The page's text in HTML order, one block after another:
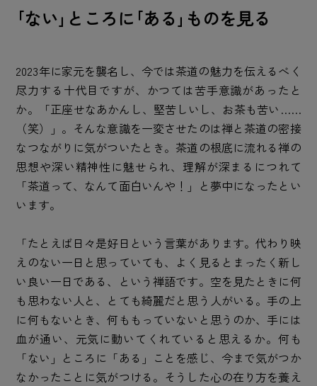
｢ない｣ところに｢ある｣ものを見る
2023年に家元を襲名し、今では茶道の魅力を伝えるべく
尽力する十代目ですが、かつては苦手意識があったと
か。「正座せなあかんし、堅苦しいし、お茶も苦い……
（笑）」。そんな意識を一変させたのは禅と茶道の密接
なつながりに気がついたとき。茶道の根底に流れる禅の
思想や深い精神性に魅せられ、理解が深まるにつれて
「茶道って、なんて面白いんや！」と夢中になったとい
います。
「たとえば日々是好日という言葉があります。代わり映
えのない一日と思っていても、よく見るとまったく新し
い良い一日である、という禅語です。空を見たときに何
も思わない人と、とても綺麗だと思う人がいる。手の上
に何もないとき、何ももっていないと思うのか、手には
血が通い、元気に動いてくれていると思えるか。何も
「ない」ところに「ある」ことを感じ、今まで気がつか
なかったことに気がつける。そうした心の在り方を養え